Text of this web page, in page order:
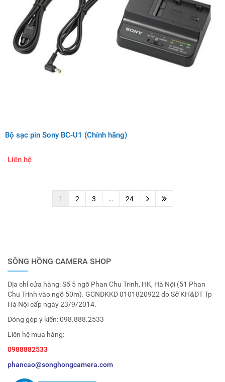
Bộ sạc pin Sony BC-U1 (Chính hãng)
Liên hệ
1 2 3 … 24
SÔNG HỒNG CAMERA SHOP
Địa chỉ cửa hàng: Số 5 ngõ Phan Chu Trinh, HK, Hà Nội (51 Phan
Chu Trinh vào ngõ 50m). GCNĐKKD 0101820922 do Sở KH&ĐT Tp
Hà Nội cấp ngày 23/9/2014.
Đóng góp ý kiến:098.888.2533
Liên hệ mua hàng:
0988882533
phancao@songhongcamera.com